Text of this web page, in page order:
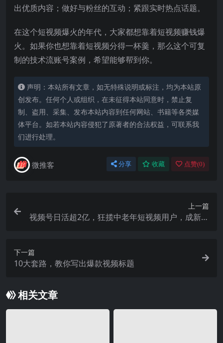
出优质内容；做好与粉丝的互动；紧跟实时热点话题。
在这个短视频爆火的年代，大家都想靠着短视频赚钱爆
火。如果你也想靠着短视频分得一杯羹，那么这个可复
制的技术流账号案例，希望能够帮到你。
声明：本站所有文章，如无特殊说明或标注，均为本站原
创发布。任何个人或组织，在未征得本站同意时，禁止复
制、盗用、采集、发布本站内容到任何网站、书籍等各类媒
体平台。如若本站内容侵犯了原著者的合法权益，可联系我
们进行处理。
微推客 分享 收藏 点赞(0)
上一篇
视频号日活超2亿，狂揽中老年短视频用户，成新流
下一篇
10大套路，教你写出爆款视频标题
相关文章